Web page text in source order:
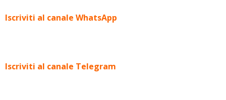
Iscriviti al canale WhatsApp
Iscriviti al canale Telegram